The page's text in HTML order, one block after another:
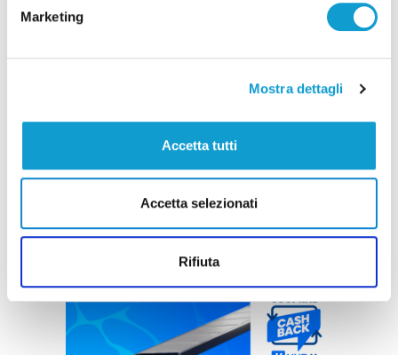
Marketing
Mostra dettagli
Accetta tutti
Accetta selezionati
Rifiuta